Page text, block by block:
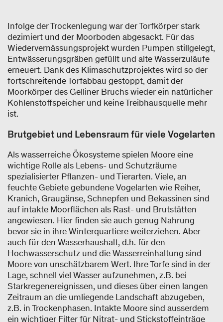
Infolge der Trockenlegung war der Torfkörper stark
dezimiert und der Moorboden abgesackt. Für das
Wiedervernässungsprojekt wurden Pumpen stillgelegt,
Entwässerungsgräben gefüllt und alte Wasserzuläufe
erneuert. Dank des Klimaschutzprojektes wird so der
fortschreitende Torfabbau gestoppt, damit der
Moorkörper des Gelliner Bruchs wieder ein natürlicher
Kohlenstoffspeicher und keine Treibhausquelle mehr
ist.
Brutgebiet und Lebensraum für viele Vogelarten
Als wasserreiche Ökosysteme spielen Moore eine
wichtige Rolle als Lebens- und Schutzräume
spezialisierter Pflanzen- und Tierarten. Viele, an
feuchte Gebiete gebundene Vogelarten wie Reiher,
Kranich, Graugänse, Schnepfen und Bekassinen sind
auf intakte Moorflächen als Rast- und Brutstätten
angewiesen. Hier finden sie auch genug Nahrung
bevor sie in ihre Winterquartiere weiterziehen. Aber
auch für den Wasserhaushalt, d.h. für den
Hochwasserschutz und die Wasserreinhaltung sind
Moore von unschätzbarem Wert. Ihre Torfe sind in der
Lage, schnell viel Wasser aufzunehmen, z.B. bei
Starkregenereignissen, und dieses über einen langen
Zeitraum an die umliegende Landschaft abzugeben,
z.B. in Trockenphasen. Intakte Moore sind ausserdem
ein wichtiger Filter für Nitrat- und Stickstoffeinträge